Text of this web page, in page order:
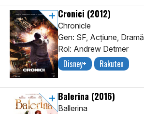
Cronici (2012)
Chronicle
Gen: SF, Acţiune, Dramă
Rol: Andrew Detmer
Disney+ Rakuten
Balerina (2016)
Ballerina